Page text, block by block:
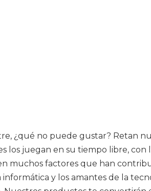
¿qué no puede gustar? Retan
los juegan en su tiempo libre,
muchos factores que han
y los amantes de la